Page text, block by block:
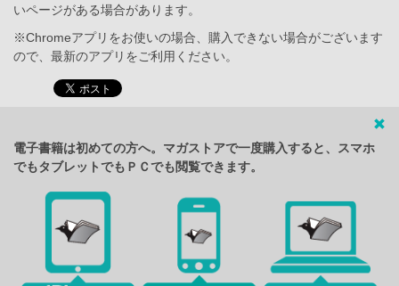
いページがある場合があります。
※Chromeアプリをお使いの場合、購入できない場合がございます
ので、最新のアプリをご利用ください。
電子書籍は初めての方へ。マガストアで一度購入すると、スマホ
でもタブレットでもＰＣでも閲覧できます。